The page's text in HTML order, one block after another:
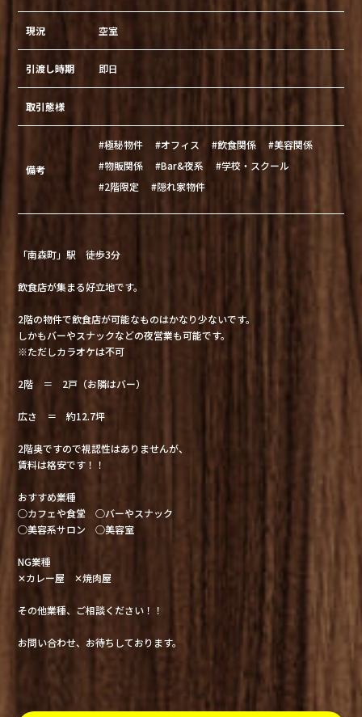
現況 空室
引渡し時期 即日
取引態様
備考
#極秘物件 #オフィス #飲食関係
#美容関係
#物販関係
#Bar&夜系
#学校・スクール
#2階限定
#隠れ家物件
「南森町」駅 徒歩3分
飲食店が集まる好立地です。
2階の物件で飲食店が可能なものはかなり少ないです。
しかもバーやスナックなどの夜営業も可能です。
※ただしカラオケは不可
2階 ＝ 2戸（お隣はバー）
広さ ＝ 約12.7坪
2階奥ですので視認性はありませんが、
賃料は格安です！！
おすすめ業種
○カフェや食堂 ○バーやスナック
○美容系サロン ○美容室
NG業種
✕カレー屋 ✕焼肉屋
その他業種、ご相談ください！！
お問い合わせ、お待ちしております。